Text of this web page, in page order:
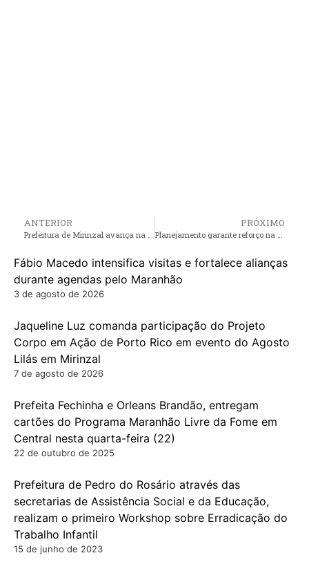
ANTERIOR
Prefeitura de Mirinzal avança na pavimentação asfáltica e transforma a mobilidade urbana
PRÓXIMO
Planejamento garante reforço na segurança durante o Carnaval de Pinheiro
Fábio Macedo intensifica visitas e fortalece alianças
durante agendas pelo Maranhão
3 de agosto de 2026
Jaqueline Luz comanda participação do Projeto
Corpo em Ação de Porto Rico em evento do Agosto
Lilás em Mirinzal
7 de agosto de 2026
Prefeita Fechinha e Orleans Brandão, entregam
cartões do Programa Maranhão Livre da Fome em
Central nesta quarta-feira (22)
22 de outubro de 2025
Prefeitura de Pedro do Rosário através das
secretarias de Assistência Social e da Educação,
realizam o primeiro Workshop sobre Erradicação do
Trabalho Infantil
15 de junho de 2023